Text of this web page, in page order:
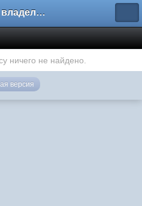
Форум владельцев интернет-магазинов
ничего не найдено.
версия